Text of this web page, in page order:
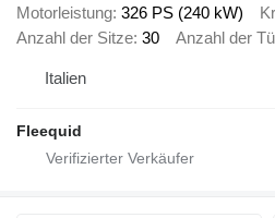
Motorleistung 326 PS (240 kW)
Anzahl der Sitze 30 Anzahl der
Italien
Fleequid